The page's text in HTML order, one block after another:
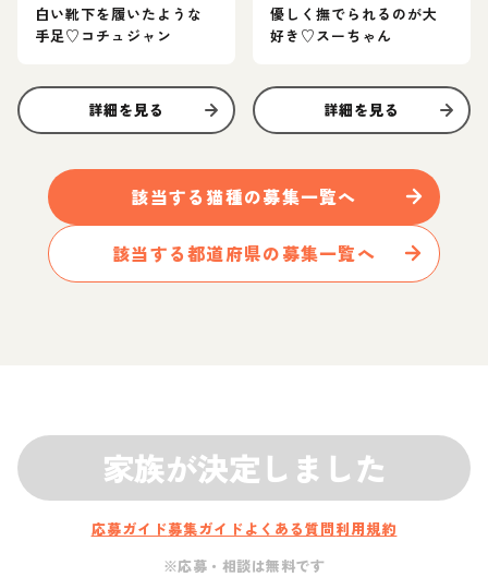
白い靴下を履いたような
手足♡コチュジャン
詳細を見る
優しく撫でられるのが大
好き♡スーちゃん
詳細を見る
該当する 猫種の募集一覧へ
該当する都道府県の募集一覧へ
家族が決定しました
応募ガイド募集ガイド よくある質問利用規約
※応募・相談は無料です